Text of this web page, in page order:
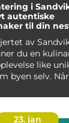
i
autentiske
til din
av
du en
like
byen selv. Når
23. jan